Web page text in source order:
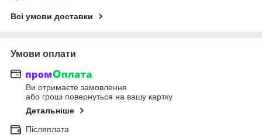
Всі умови доставки
Умови оплати
Ви отримаєте замовлення
або гроші повернуться на вашу картку
Детальніше
Післяплата